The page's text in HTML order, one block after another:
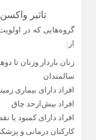
تاثیر
گروه‌هایی که در
از :
زنان باردار وزنان تا
سالمندان
افراد دارای بیماری
افراد بیش‌ازحد چاق
افراد دارای کمبود
کارکنان درمانی و